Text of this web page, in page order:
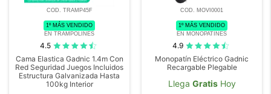
COD. TRAMP45F
1º MÁS VENDIDO
EN TRAMPOLINES
4.5
Cama Elastica Gadnic 1.4m Con
Red Seguridad Juegos Incluidos
Estructura Galvanizada Hasta
100kg Interior
COD. MOVI0001
1º MÁS VENDIDO
EN MONOPATINES
4.9
Monopatín Eléctrico Gadnic
Recargable Plegable
Llega GratisHoy